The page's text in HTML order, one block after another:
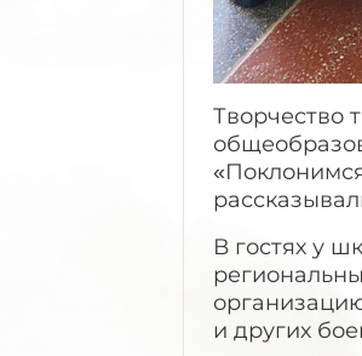
Творчество
В гостях у
и других